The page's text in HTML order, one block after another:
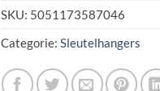
SKU: 5051173587046
Categorie: Sleutelhangers